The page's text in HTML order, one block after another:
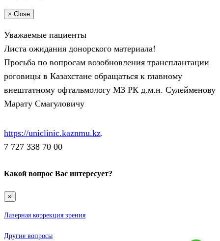
× Close
Уважаемые пациенты
Листа ожидания донорского материала!
Просьба по вопросам возобновления трансплантации
роговицы в Казахстане обращаться к главному
внештатному офтальмологу МЗ РК д.м.н. Сулейменову
Марату Смагуловичу
https://uniclinic.kaznmu.kz.
7 727 338 70 00
Какой вопрос Вас интересует?
×
Лазерная коррекция зрения
Другие вопросы